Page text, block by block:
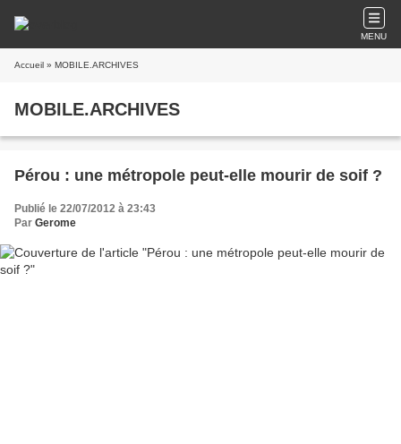
MENU
Accueil » MOBILE.ARCHIVES
MOBILE.ARCHIVES
Pérou : une métropole peut-elle mourir de soif ?
Publié le 22/07/2012 à 23:43
Par Gerome